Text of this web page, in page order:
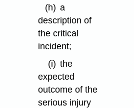
(h) a
description of
the critical
incident;
(i) the
expected
outcome of the
serious injury